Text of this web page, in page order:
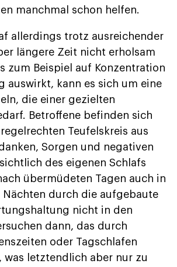
manchmal schon helfen.
allerdings trotz ausreichender
längere Zeit nicht erholsam
zum Beispiel auf Konzentration
auswirkt, kann es sich um eine
die einer gezielten
Betroffene befinden sich
Teufelskreis aus
Sorgen und negativen
des eigenen Schlafs
übermüdeten Tagen auch in
durch die aufgebaute
nicht in den
dann, das durch
oder Tagschlafen
was letztendlich aber nur zu